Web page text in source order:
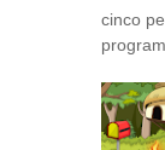
cinco